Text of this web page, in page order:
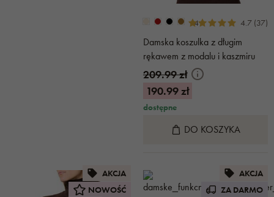
+4 4.7 (37)
Damska koszulka z długim
rękawem z modalu i kaszmiru
brązowa
209.99 zł
190.99 zł
dostępne
DO KOSZYKA
AKCJA
NOWOŚĆ
AKCJA
ZA DARMO